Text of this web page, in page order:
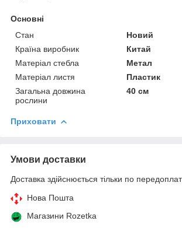
Основні
Стан
Новий
Країна виробник
Китай
Матеріал стебла
Метал
Матеріал листя
Пластик
Загальна довжина
рослини
40 см
Приховати
Умови доставки
Доставка здійснюється тільки по
Нова Пошта
Магазини Rozetka